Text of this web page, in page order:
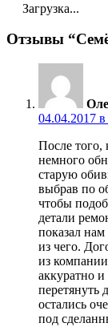
Загрузка...
Отзывы
04.04.2017
После того,
немного
старую
выбрав по
чтобы
детали
показал
из чего.
из
аккуратно
перетянуть
остались
под